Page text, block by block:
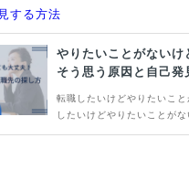
する方法
やりたいことがないけ
そう思う原因と自己発
転職したいけどやりたいこ
したいけどやりたいことがな